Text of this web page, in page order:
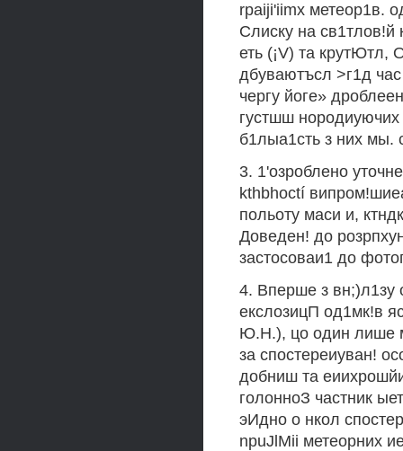
rpaiji'iimx метеор1в.
Слиску на св1тлов!й
еть (¡V) та крутЮтл,
дбуваютъсл >г1д
чергу йоге»
густшш нородиуючих
б1лыа1сть з них мы.
3. 1'озроблено
kthbhoctí
польоту маси и,
Доведен! до
застосоваи1 до
4. Вперше з вн;)л1зу
екслозицП од1мк!в
Ю.Н.), цо один лише
за спостереиуван!
добниш та
голонноЗ частник
эИдно о нкол
npuJlMii метеорних